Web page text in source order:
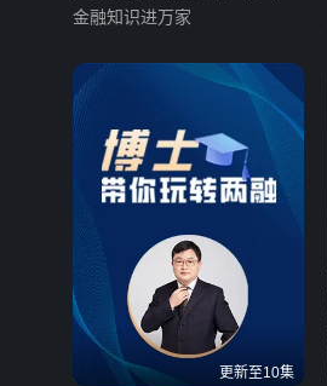
金融知识进万家
更新至10集